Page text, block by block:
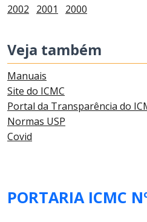
2002
2001 2000
Veja também
Manuais
Site do ICMC
Portal da Transparência do
Normas USP
Covid
PORTARIA ICMC